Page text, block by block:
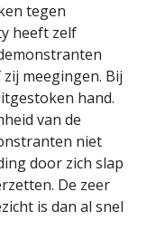
tegen
heeft zelf
meegingen. Bij
hand.
van de
niet
door zich slap
De zeer
is dan al snel